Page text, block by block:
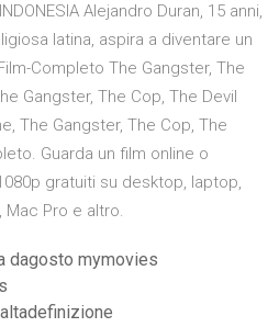
Alejandro Duran, 15 anni,
latina, aspira a diventare un
Completo The Gangster, The
Gangster, The Cop, The Devil
The Gangster, The Cop, The
Guarda un film online o
gratuiti su desktop, laptop,
Mac Pro e altro.
dagosto mymovies